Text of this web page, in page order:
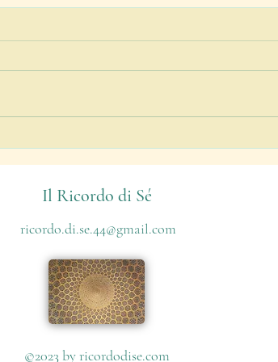
Il Ricordo di Sé
ricordo.di.se.44@gmail.com
©2023 byricordodise.com